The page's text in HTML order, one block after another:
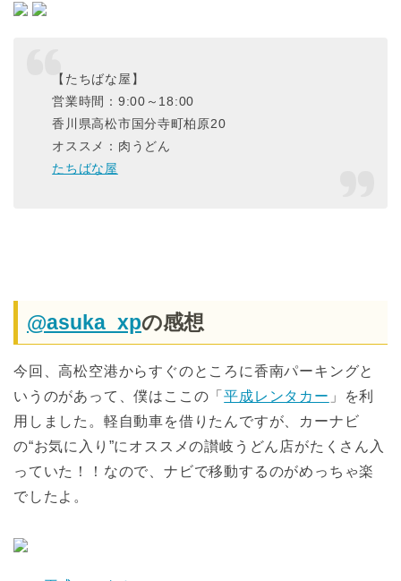
【たちばな屋】
営業時間：9:00～18:00
香川県高松市国分寺町柏原20
オススメ：肉うどん
たちばな屋
@asuka_xpの感想
今回、高松空港からすぐのところに香南パーキングと
いうのがあって、僕はここの「平成レンタカー 」を利
用しました。軽自動車を借りたんですが、カーナビ
の“お気に入り”にオススメの讃岐うどん店がたくさん入
っていた！！なので、ナビで移動するのがめっちゃ楽
でしたよ。